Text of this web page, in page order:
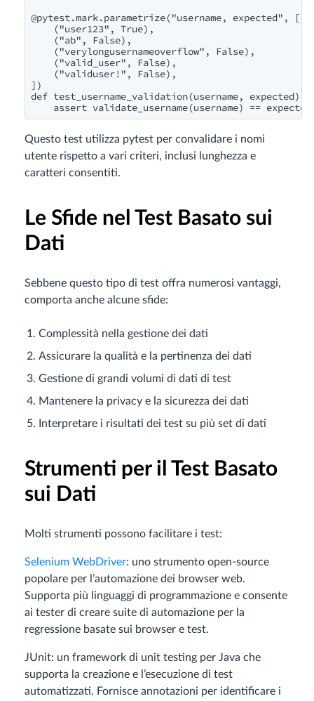
@pytest.mark.parametrize("username, expected", [
    ("user123", True),
    ("ab", False),
    ("verylongusernameoverflow", False),
    ("valid_user", False),
    ("validuser!", False),
])
def test_username_validation(username, expected):
Questo test utilizza pytest per convalidare i nomi
utente rispetto a vari criteri, inclusi lunghezza e
caratteri consentiti.
Le Sfide nel Test Basato sui
Dati
Sebbene questo tipo di test offra numerosi vantaggi,
comporta anche alcune sfide:
Complessità nella gestione dei dati
Assicurare la qualità e la pertinenza dei dati
Gestione di grandi volumi di dati di test
Mantenere la privacy e la sicurezza dei dati
Interpretare i risultati dei test su più set di dati
Strumenti per il Test Basato
sui Dati
Molti strumenti possono facilitare i test:
Selenium WebDriver: uno strumento open-source
popolare per l’automazione dei browser web.
Supporta più linguaggi di programmazione e consente
ai tester di creare suite di automazione per la
regressione basate sui browser e test.
JUnit: un framework di unit testing per Java che
supporta la creazione e l’esecuzione di test
automatizzati. Fornisce annotazioni per identificare i